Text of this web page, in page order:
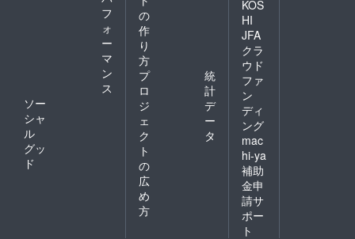
フ
ォ
ー
マ
ン
ス
ソー
シャ
ル
グッ
ド
の
作
り
方
プ
ロ
ジ
ェ
ク
ト
の
広
め
方
統
計
デ
ー
タ
KOS
HI
JFA
クラ
ウド
ファ
ン
ディ
ング
mac
hi-ya
補助
金申
請サ
ポー
ト